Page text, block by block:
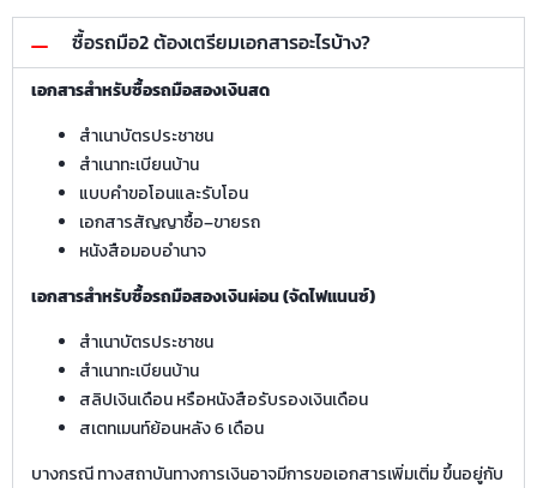
ซื้อรถมือ2 ต้องเตรียมเอกสารอะไรบ้าง?
เอกสารสำหรับซื้อรถมือสองเงินสด
สำเนาบัตรประชาชน
สำเนาทะเบียนบ้าน
แบบคำขอโอนและรับโอน
เอกสารสัญญาซื้อ–ขายรถ
หนังสือมอบอำนาจ
เอกสารสำหรับซื้อรถมือสองเงินผ่อน (จัดไฟแนนซ์)
สำเนาบัตรประชาชน
สำเนาทะเบียนบ้าน
สลิปเงินเดือน หรือหนังสือรับรองเงินเดือน
สเตทเมนท์ย้อนหลัง 6 เดือน
บางกรณี ทางสถาบันทางการเงินอาจมีการขอเอกสารเพิ่มเติ่ม ขึ้นอยู่กับ